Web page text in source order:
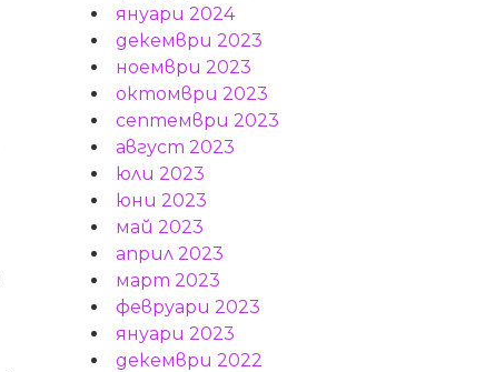
януари 2024
декември 2023
ноември 2023
октомври 2023
септември 2023
август 2023
юли 2023
юни 2023
май 2023
април 2023
март 2023
февруари 2023
януари 2023
декември 2022